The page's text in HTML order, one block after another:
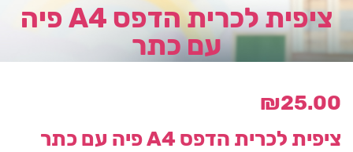
ציפית לכרית הדפס A4 פיה
עם כתר
₪25.00
ציפית לכרית הדפס A4 פיה עם כתר